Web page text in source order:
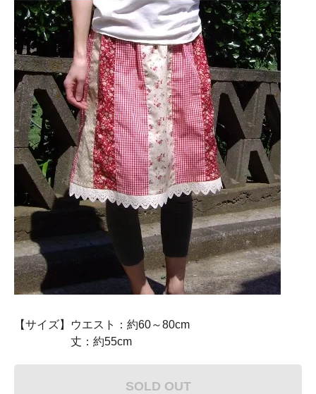
【サイズ】ウエスト：約60～80cm
丈：約55cm
SOLD OUT